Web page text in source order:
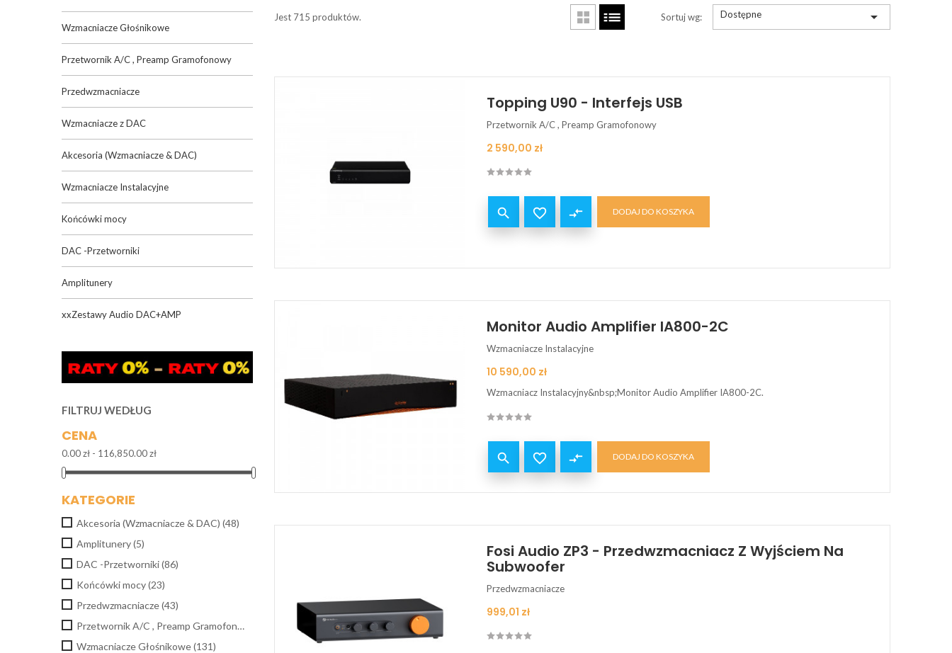
Wzmacniacze Głośnikowe
Przetwornik A/C , Preamp Gramofonowy
Przedwzmacniacze
Wzmacniacze z DAC
Akcesoria (Wzmacniacze & DAC)
Wzmacniacze Instalacyjne
Końcówki mocy
DAC -Przetworniki
Amplitunery
xxZestawy Audio DAC+AMP
FILTRUJ WEDŁUG
CENA
0.00 zł - 116,850.00 zł
KATEGORIE
Akcesoria (Wzmacniacze & DAC) (48)
Amplitunery(5)
DAC -Przetworniki(86)
Końcówki mocy(23)
Przedwzmacniacze(43)
Przetwornik A/C , Preamp Gramofonowy
Wzmacniacze Głośnikowe(131)
Jest 715 produktów. Sortuj wg: Dostępne 
Topping U90 - Interfejs USB
Przetwornik A/C , Preamp Gramofonowy
Cena
2 590,00 zł
  compare_arrows DODAJ DO KOSZYKA
Monitor Audio Amplifier IA800-2C
Wzmacniacze Instalacyjne
Cena
10 590,00 zł
Wzmacniacz Instalacyjny&nbsp;Monitor Audio Amplifier IA800-2C.
  compare_arrows DODAJ DO KOSZYKA
Fosi Audio ZP3 - Przedwzmacniacz Z Wyjściem Na
Subwoofer
Przedwzmacniacze
Cena
999,01 zł